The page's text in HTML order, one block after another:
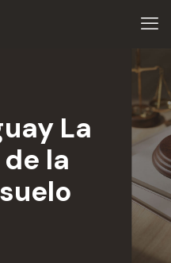
La
la